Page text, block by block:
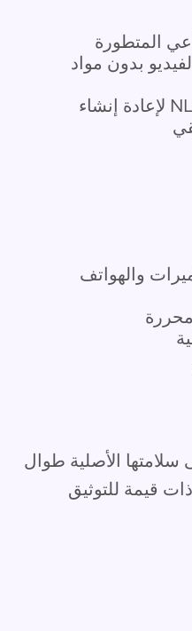
المتطورة
بدون مواد
الاعتماد على نماذج NLP لإعادة إنشاء
والهواتف
الأصلية طوال
قيمة للتوثيق